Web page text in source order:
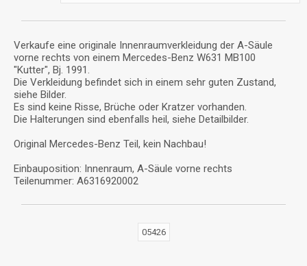
Verkaufe eine originale Innenraumverkleidung der A-Säule
vorne rechts von einem Mercedes-Benz W631 MB100
"Kutter", Bj. 1991.
Die Verkleidung befindet sich in einem sehr guten Zustand,
siehe Bilder.
Es sind keine Risse, Brüche oder Kratzer vorhanden.
Die Halterungen sind ebenfalls heil, siehe Detailbilder.
Original Mercedes-Benz Teil, kein Nachbau!
Einbauposition: Innenraum, A-Säule vorne rechts
Teilenummer: A6316920002
05426